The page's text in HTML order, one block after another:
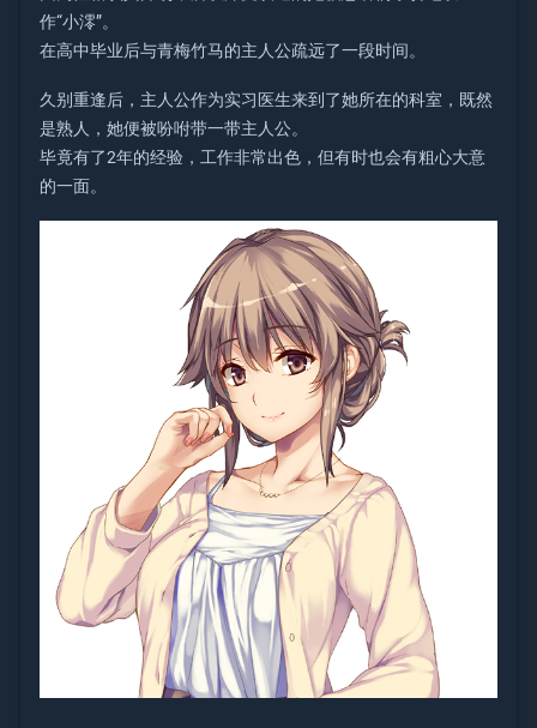
作“小澪”。
在高中毕业后与青梅竹马的主人公疏远了一段时间。
久别重逢后，主人公作为实习医生来到了她所在的科室，既然
是熟人，她便被吩咐带一带主人公。
毕竟有了2年的经验，工作非常出色，但有时也会有粗心大意
的一面。